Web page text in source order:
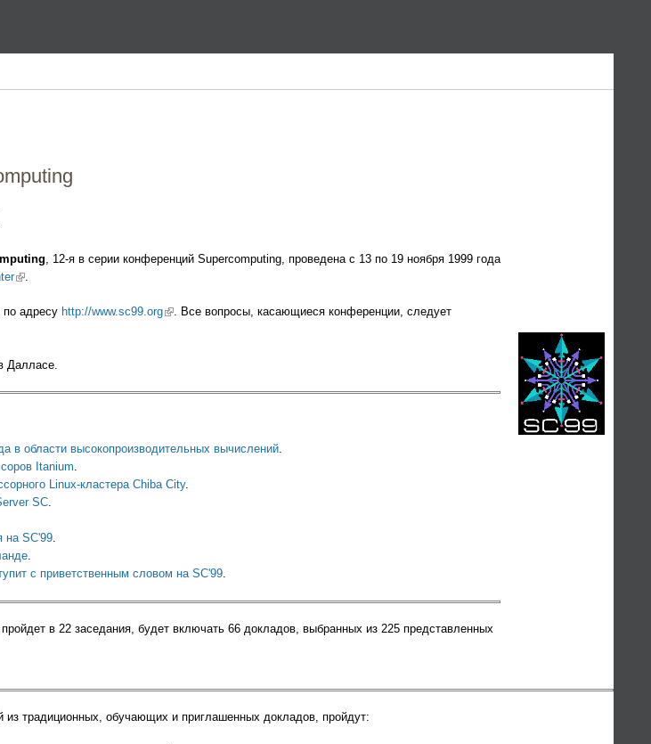
is external)
, 12-я в серии конференций Supercomputing, проведена с 13 по 19 ноября 1999 года
(link is external)
адресу http://www.sc99.org(link is external)
. Все вопросы, касающиеся конференции, следует
Далласе.
в области высокопроизводительных вычислений.
Itanium.
Linux-кластера Chiba City.
SC.
на SC'99.
.
с приветственным словом на SC'99.
в 22 заседания, будет включать 66 докладов, выбранных из 225 представленных
традиционных, обучающих и приглашенных докладов, пройдут: